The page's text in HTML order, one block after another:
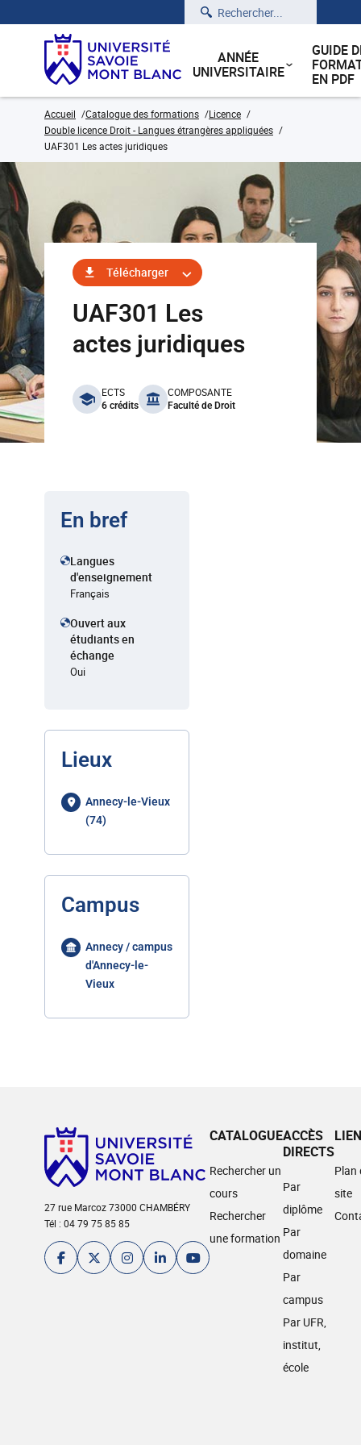
Rechercher
ANNÉE
UNIVERSITAIRE
GUIDE
EN PDF
Accueil Catalogue des formations
Licence
Double licence Droit - Langues étrangères appliquées
UAF301 Les actes juridiques
Télécharger
UAF301 Les
actes juridiques
benefits
ECTS
6 crédits
COMPOSANTE
Faculté de Droit
En bref
Langues
d'enseignement
Français
Ouvert aux
étudiants en
échange
Oui
Lieux
Annecy-le-Vieux
(74)
Campus
Annecy / campus
d'Annecy-le-
Vieux
27 rue Marcoz 73000 CHAMBÉRY
Tél : 04 79 75 85 85
CATALOGUE
Rechercher un
cours
Rechercher
une formation
ACCÈS
DIRECTS
Par
diplôme
Par
domaine
Par
campus
Par UFR,
institut,
école
Plan
site